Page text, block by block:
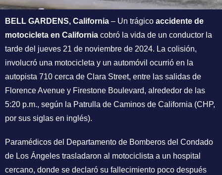
BELL GARDENS, California – Un trágico accidente de
motocicleta en California cobró la vida de un conductor la
tarde del jueves 21 de noviembre de 2024. La colisión,
involucró una motocicleta y un automóvil ocurrió en la
autopista 710 cerca de Clara Street, entre las salidas de
Florence Avenue y Firestone Boulevard, alrededor de las
5:20 p.m., según la Patrulla de Caminos de California (CHP,
por sus siglas en inglés).
Paramédicos del Departamento de Bomberos del Condado
de Los Ángeles trasladaron al motociclista a un hospital
cercano, donde se declaró su fallecimiento poco después